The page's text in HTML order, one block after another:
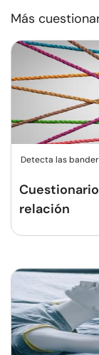
Más
Detecta las
relación